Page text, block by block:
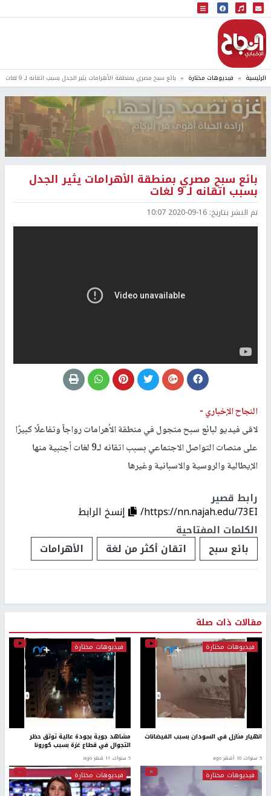
البث المباشر
إذاعة النجاح
الرئيسية فيديوهات مختارة بائع سبح مصري بمنطقة الأهرامات يثير الجدل بسبب اتقانه لـ 9 لغات
بائع سبح مصري بمنطقة الأهرامات يثير الجدل
بسبب اتقانه لـ 9 لغات
تم النشر بتاريخ: 2020-09-16 10:07
النجاح الإخباري -
لاقى فيديو لبائع سبح متجول في منطقة الأهرامات رواجاً وتفاعلًا كبيرًا
على منصات التواصل الاجتماعي بسبب اتقانه لـ9 لغات أجنبية منها
الإيطالية والروسية والاسبانية وغيرها
رابط قصير
https://nn.najah.edu/73EI/
إنسخ الرابط
الكلمات المفتاحية
بائع سبح
اتقان أكثر من لغة الأهرامات
مقالات ذات صلة
فيديوهات مختارة
انهيار منازل في السودان بسبب الفيضانات
5 سنوات، 10 أشهر ago
فيديوهات مختارة
مشاهد جوية بجودة عالية توثق حظر
التجوال في قطاع غزة بسبب كورونا
5 سنوات، 11 شهر ago
فيديوهات مختارة فيديوهات مختارة